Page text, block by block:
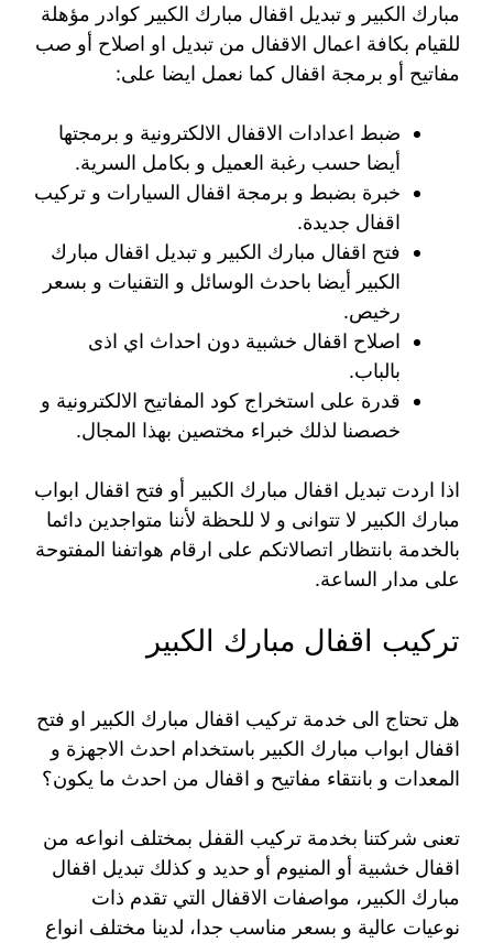
مبارك الكبير و تبديل اقفال مبارك الكبير كوادر مؤهلة
للقيام بكافة اعمال الاقفال من تبديل او اصلاح أو صب
مفاتيح أو برمجة اقفال كما نعمل ايضا على:
ضبط اعدادات الاقفال الالكترونية و برمجتها
أيضا حسب رغبة العميل و بكامل السرية.
خبرة بضبط و برمجة اقفال السيارات و تركيب
اقفال جديدة.
فتح اقفال مبارك الكبير و تبديل اقفال مبارك
الكبير أيضا باحدث الوسائل و التقنيات و بسعر
رخيص.
اصلاح اقفال خشبية دون احداث اي اذى
بالباب.
قدرة على استخراج كود المفاتيح الالكترونية و
خصصنا لذلك خبراء مختصين بهذا المجال.
اذا اردت تبديل اقفال مبارك الكبير أو فتح اقفال ابواب
مبارك الكبير لا تتوانى و لا للحظة لأننا متواجدين دائما
بالخدمة بانتظار اتصالاتكم على ارقام هواتفنا المفتوحة
على مدار الساعة.
تركيب اقفال مبارك الكبير
هل تحتاج الى خدمة تركيب اقفال مبارك الكبير او فتح
اقفال ابواب مبارك الكبير باستخدام احدث الاجهزة و
المعدات و بانتقاء مفاتيح و اقفال من احدث ما يكون؟
تعنى شركتنا بخدمة تركيب القفل بمختلف انواعه من
اقفال خشبية أو المنيوم أو حديد و كذلك تبديل اقفال
مبارك الكبير، مواصفات الاقفال التي تقدم ذات
نوعيات عالية و بسعر مناسب جدا، لدينا مختلف انواع